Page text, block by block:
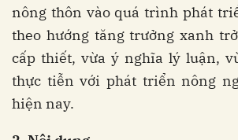
nông thôn vào quá trình phát
theo hướng tăng trưởng xanh
cấp thiết, vừa ý nghĩa lý luận,
thực tiễn với phát triển nông
hiện nay.